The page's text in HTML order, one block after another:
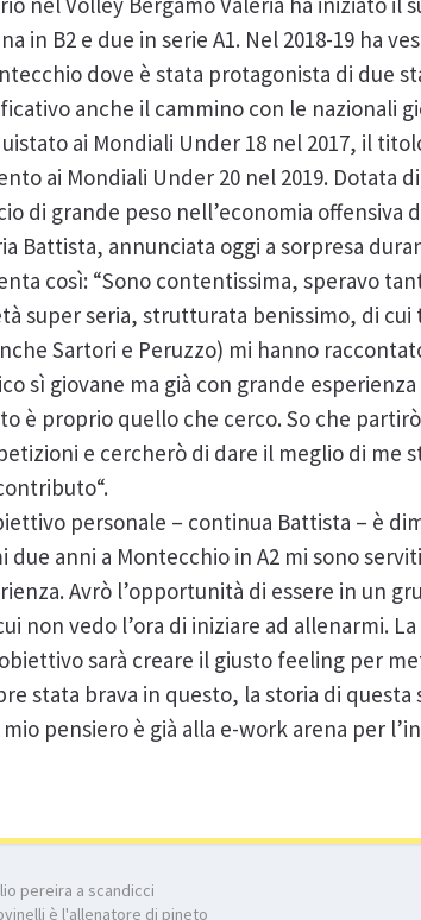
in B2 e due in serie A1. Nel 2018-19 ha
dove è stata protagonista di due
anche il cammino con le nazionali
ai Mondiali Under 18 nel 2017, il
ai Mondiali Under 20 nel 2019.
di grande peso nell’economia offensiva
Battista, annunciata oggi a sorpresa
così: “Sono contentissima, speravo
super seria, strutturata benissimo, di
Sartori e Peruzzo) mi hanno
sì giovane ma già con grande
è proprio quello che cerco. So che
e cercherò di dare il meglio di me
personale – continua Battista – è
due anni a Montecchio in A2 mi sono
Avrò l’opportunità di essere in un
non vedo l’ora di iniziare ad allenarmi.
sarà creare il giusto feeling per
stata brava in questo, la storia di
mio pensiero è già alla e-work arena per
pereira a scandicci
è l'allenatore di pineto